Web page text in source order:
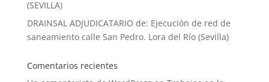
(SEVILLA)
DRAINSAL ADJUDICATARIO de: Ejecución de red de
saneamiento calle San Pedro. Lora del Río (Sevilla)
Comentarios recientes